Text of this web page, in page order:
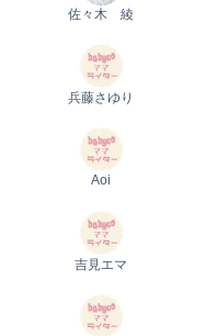
佐々木 綾
兵藤さゆり
Aoi
吉見エマ